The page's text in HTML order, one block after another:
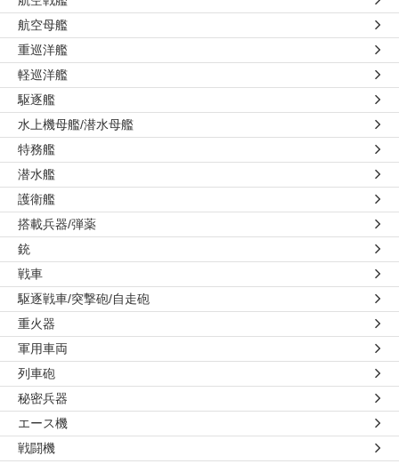
航空母艦
重巡洋艦
軽巡洋艦
駆逐艦
水上機母艦/潜水母艦
特務艦
潜水艦
護衛艦
搭載兵器/弾薬
銃
戦車
駆逐戦車/突撃砲/自走砲
重火器
軍用車両
列車砲
秘密兵器
エース機
戦闘機